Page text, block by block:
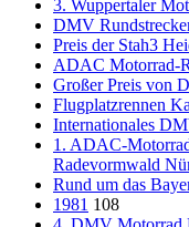
3. Wuppertaler
DMV
Preis der Stah3
ADAC Motorrad-
Großer Preis von
Flugplatzrennen
Internationales
1. ADAC-
Radevormwald
Rund um das
1981 108